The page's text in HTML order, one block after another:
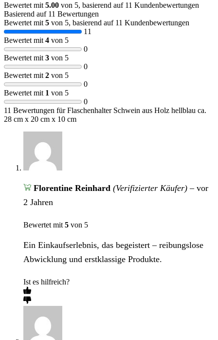
Bewertet mit 5.00 von 5, basierend auf 11 Kundenbewertungen
Basierend auf 11 Bewertungen
Bewertet mit 5 von 5, basierend auf 11 Kundenbewertungen
11
Bewertet mit 4 von 5
0
Bewertet mit 3 von 5
0
Bewertet mit 2 von 5
0
Bewertet mit 1 von 5
0
11 Bewertungen fürFlaschenhalter Schwein aus Holz hellblau ca.
28 cm x 20 cm x 10 cm
Florentine Reinhard (Verifizierter Käufer) – vor
2 Jahren
Bewertet mit 5 von 5
Ein Einkaufserlebnis, das begeistert – reibungslose
Abwicklung und erstklassige Produkte.
Ist es hilfreich?